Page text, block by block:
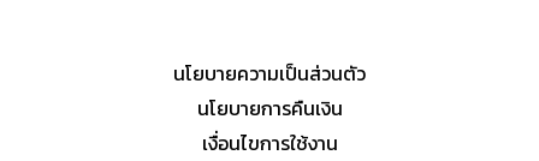
นโยบายความเป็นส่วนตัว
นโยบายการคืนเงิน
เงื่อนไขการใช้งาน